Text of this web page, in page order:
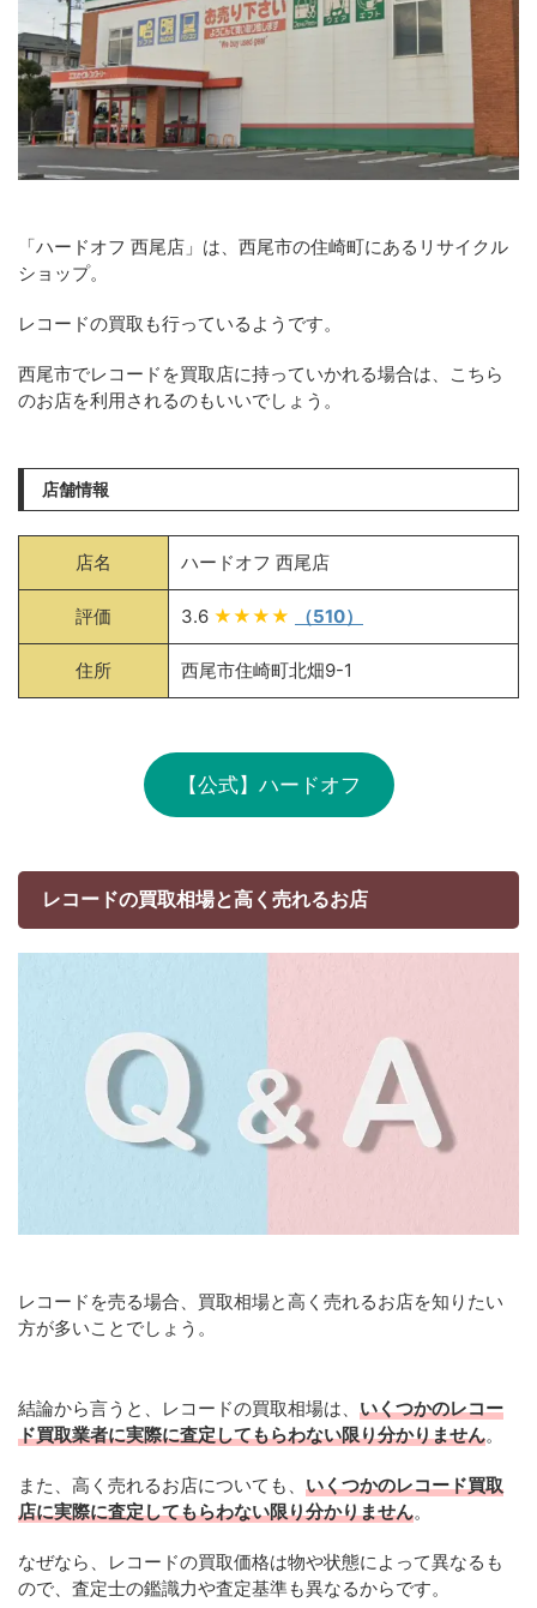
「ハードオフ 西尾店」は、西尾市の住崎町にあるリサイクル
ショップ。
レコードの買取も行っているようです。
西尾市でレコードを買取店に持っていかれる場合は、こちら
のお店を利用されるのもいいでしょう。
店舗情報
店名 ハードオフ 西尾店
評価 3.6 ★★★★ （510）
住所 西尾市住崎町北畑9-1
【公式】ハードオフ
レコードの買取相場と高く売れるお店
レコードを売る場合、買取相場と高く売れるお店を知りたい
方が多いことでしょう。
結論から言うと、レコードの買取相場は、 いくつかのレコー
ド買取業者に実際に査定してもらわない限り分かりません。
また、高く売れるお店についても、 いくつかのレコード買取
店に実際に査定してもらわない限り分かりません。
なぜなら、レコードの買取価格は物や状態によって異なるも
ので、査定士の鑑識力や査定基準も異なるからです。